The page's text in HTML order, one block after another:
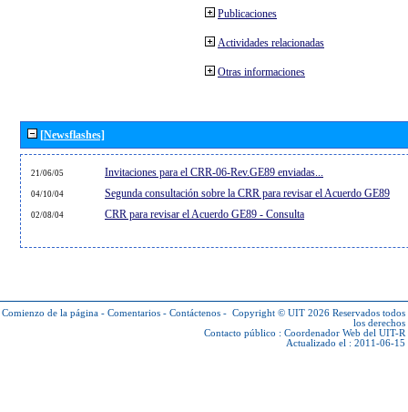
Publicaciones
Actividades relacionadas
Otras informaciones
[Newsflashes]
21/06/05 Invitaciones para el CRR-06-Rev.GE89 enviadas...
04/10/04 Segunda consultación sobre la CRR para revisar el Acuerdo GE89
02/08/04 CRR para revisar el Acuerdo GE89 - Consulta
Comienzo de la página - Comentarios - Contáctenos - Copyright © UIT 2026 Reservados todos
los derechos
Contacto público : Coordenador Web del UIT-R
Actualizado el : 2011-06-15